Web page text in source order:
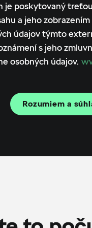
je poskytovaný
a jeho
údajov týmto
s jeho
osobných údajov.
Rozumiem a